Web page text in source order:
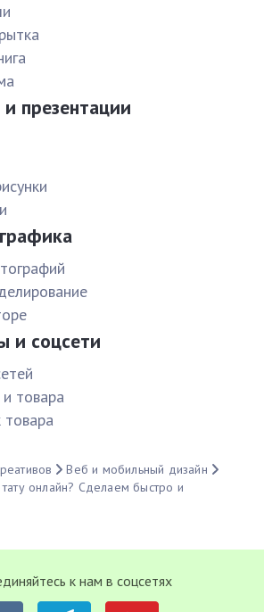
презентации
и соцсети
товара
Веб и мобильный дизайн
онлайн? Сделаем быстро и
к нам в соцсетях